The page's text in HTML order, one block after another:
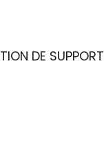
DE SUPPORT